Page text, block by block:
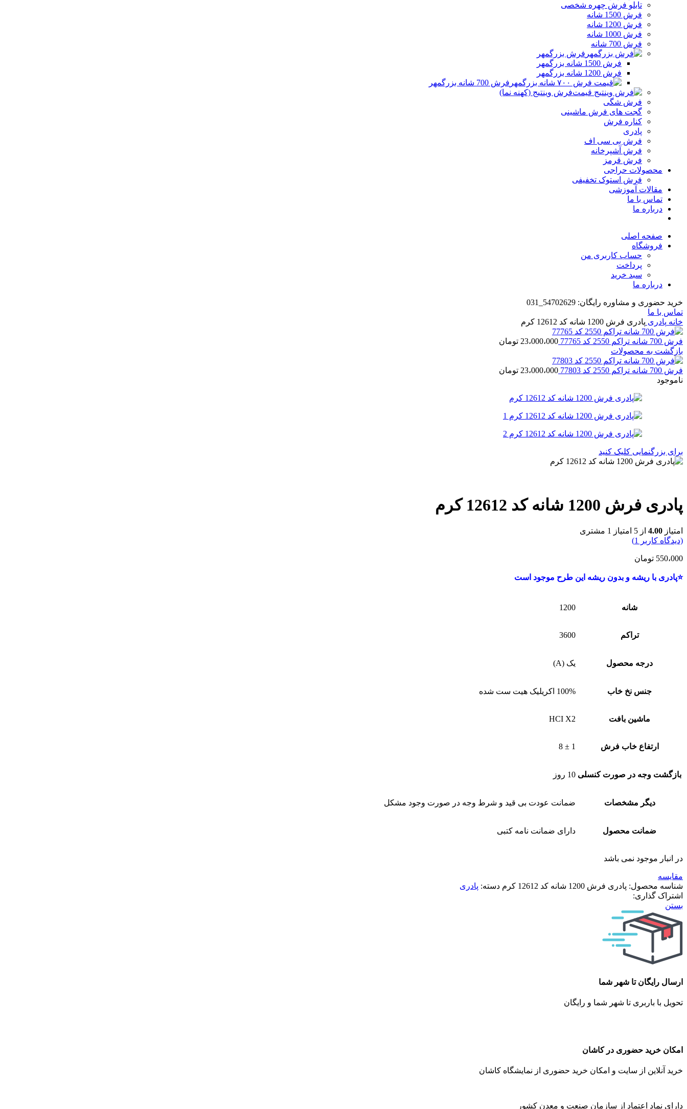
تابلو فرش چهره شخصی
فرش 1500 شانه
فرش 1200 شانه
فرش 1000 شانه
فرش 700 شانه
فرش بزرگمهر
فرش 1500 شانه بزرگمهر
فرش 1200 شانه بزرگمهر
فرش 700 شانه بزرگمهر
فرش وینتیج (کهنه نما)
فرش شگی
گجت های فرش ماشینی
کناره فرش
پادری
فرش بی سی اف
فرش آشپرخانه
فرش قرمز
محصولات حراجی
فرش استوک تخفیفی
مقالات آموزشی
تماس با ما
درباره ما
صفحه اصلی
فروشگاه
حساب کاربری من
پرداخت
سبد خرید
درباره ما
خرید حضوری و مشاوره رایگان: 54702629_031
تماس با ما
خانه پادری پادری فرش 1200 شانه کد 12612 کرم
فرش 700 شانه تراکم 2550 کد 77765 23،000،000 تومان
بازگشت به محصولات
فرش 700 شانه تراکم 2550 کد 77803 23،000،000 تومان
ناموجود
برای بزرگنمایی کلیک کنید
پادری فرش 1200 شانه کد 12612 کرم
امتیاز 4.00 از 5 امتیاز 1 مشتری
(دیدگاه کاربر
1
)
550،000 تومان
⭐پادری با ریشه و بدون ریشه این طرح موجود است
شانه 1200
تراکم 3600
درجه محصول یک (A)
جنس نخ خاب 100% اکریلیک هیت ست شده
ماشین بافت HCI X2
ارتفاع خاب فرش 1 ± 8
بازگشت وجه در صورت کنسلی 10 روز
دیگر مشخصات ضمانت عودت بی قید و شرط وجه در صورت وجود مشکل
ضمانت محصول دارای ضمانت نامه کتبی
در انبار موجود نمی باشد
مقایسه
شناسه محصول: پادری فرش 1200 شانه کد 12612 کرم دسته: پادری
اشتراک گذاری:
بستن
ارسال رایگان تا شهر شما
تحویل با باربری تا شهر شما و رایگان
امکان خرید حضوری در کاشان
خرید آنلاین از سایت و امکان خرید حضوری از نمایشگاه کاشان
دارای نماد اعتماد از سازمان صنعت و معدن کشور